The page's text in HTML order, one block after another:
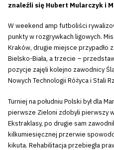
znaleźli się Hubert Mularczyk i
W weekend amp futboliści
punkty w rozgrywkach ligowych.
Kraków, drugie miejsce przypadło
Bielsko-Biała, a trzecie –
pozycje zajęli kolejno zawodnicy
Nowych Technologii Różyca i Stali
Turniej na południu Polski był dla
pierwsze Zieloni zdobyli pierwszy
Ekstraklasy, po drugie sam
kilkumiesięcznej przerwie
kikuta. Rehabilitacja przebiegła